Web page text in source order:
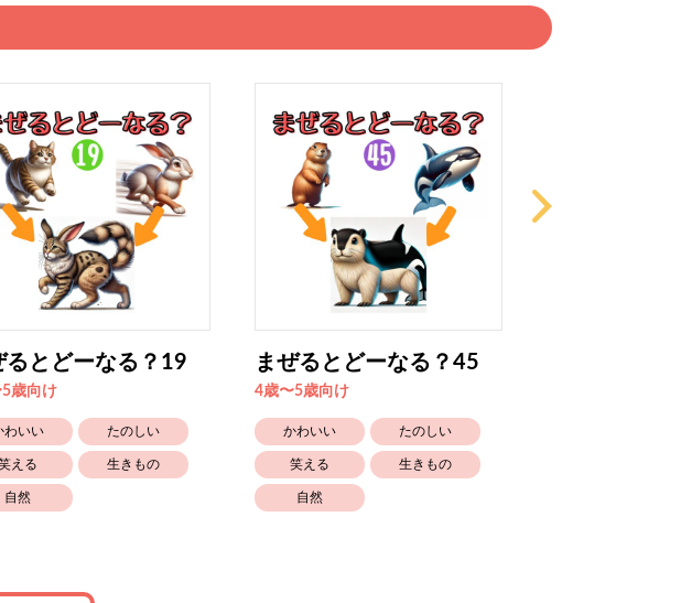
るとどーなる？19
歳向け
わいい たのしい
える 生きもの
自然
まぜるとどーなる？45
4歳〜5歳向け
かわいい たのしい
笑える 生きもの
自然